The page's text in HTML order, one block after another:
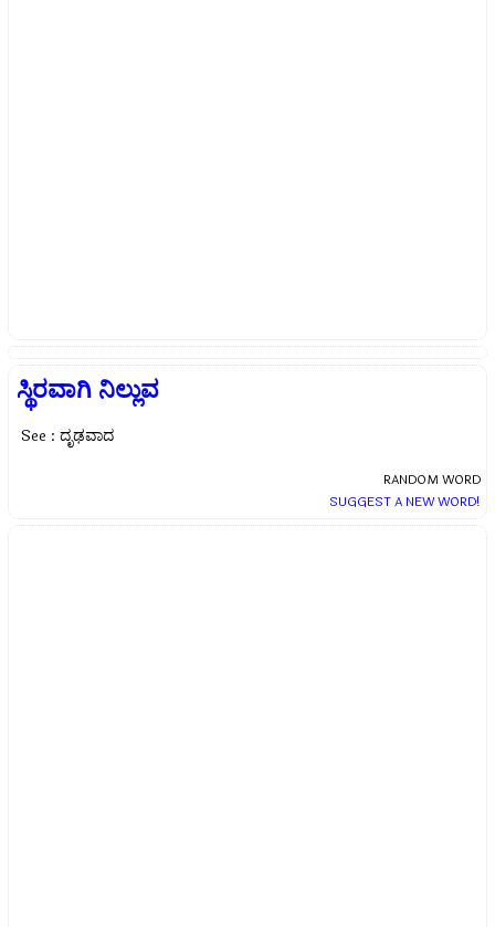
ಸ್ಥಿರವಾಗಿ ನಿಲ್ಲುವ
See : ದೃಢವಾದ
RANDOM WORD
SUGGEST A NEW WORD!